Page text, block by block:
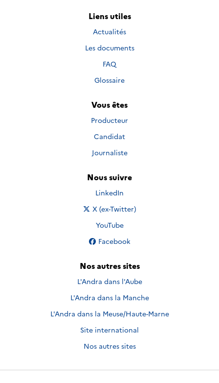
Liens utiles
Actualités
Les documents
FAQ
Glossaire
Vous êtes
Producteur
Candidat
Journaliste
Nous suivre
Nous suivre sur
LinkedIn
Nous suivre sur
X (ex-Twitter)
Nous suivre sur
YouTube
Nous suivre sur
Facebook
Nos autres sites
L'Andra dans l'Aube
L'Andra dans la Manche
L'Andra dans la Meuse/Haute-Marne
Site international
Nos autres sites